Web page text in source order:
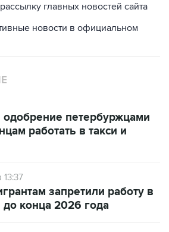
главных новостей сайта
новости в официальном
петербуржцами
работать в такси и
запретили работу в
до конца 2026 года